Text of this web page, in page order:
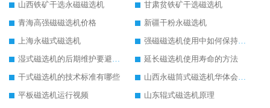
山西铁矿干选永磁磁选机
甘肃贫铁矿干选磁选机
青海高强磁磁选机价格
新疆干粉永磁选机
上海永磁式磁选机
强磁磁选机使用中如何保持其顺畅运行
湿式磁选机的后期维护要避开哪些坑
延长磁选机使用寿命的方法
干式磁选机的技术标准有哪些
山西永磁筒式磁选机华体会手机网页版-华体会(中国)
平板磁选机运行视频
山东辊式磁选机原理